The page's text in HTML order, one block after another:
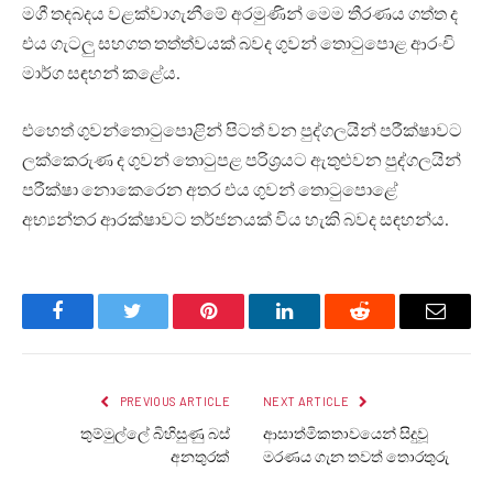
මගී තදබදය වළක්වාගැනීමේ අරමුණින් මෙම තීරණය ගත්ත ද
එය ගැටලු සහගත තත්ත්වයක් බවද ගුවන් තොටුපොළ ආරංචි
මාර්ග සඳහන් කළේය.
එහෙත් ගුවන්තොටුපොළින් පිටත් වන පුද්ගලයින් පරීක්ෂාවට
ලක්කෙරුණ ද ගුවන් තොටුපළ පරිශ්‍රයට ඇතුළුවන පුද්ගලයින්
පරීක්ෂා නොකෙරෙන අතර එය ගුවන් තොටුපොළේ
අභ්‍යන්තර ආරක්ෂාවට තර්ජනයක් විය හැකි බවද සඳහන්ය.
FacebookTwitter Pinterest LinkedInReddit Email
PREVIOUS ARTICLE
තුම්මුල්ලේ බිහිසුණු බස්
අනතුරක්
NEXT ARTICLE
ආසාත්මිකතාවයෙන් සිදුවූ
මරණය ගැන තවත් තොරතුරු